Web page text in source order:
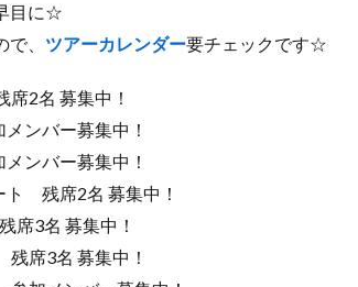
目に☆
、 ツアーカレンダー要チェックです☆
2名 募集中！
ンバー募集中！
ンバー募集中！
ト 残席2名 募集中！
席3名 募集中！
席3名 募集中！